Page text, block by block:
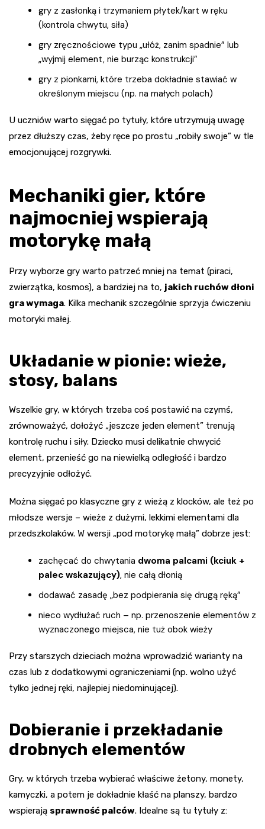
gry z zasłonką i trzymaniem płytek/kart w ręku
(kontrola chwytu, siła)
gry zręcznościowe typu „ułóż, zanim spadnie” lub
„wyjmij element, nie burząc konstrukcji”
gry z pionkami, które trzeba dokładnie stawiać w
określonym miejscu (np. na małych polach)
U uczniów warto sięgać po tytuły, które utrzymują uwagę
przez dłuższy czas, żeby ręce po prostu „robiły swoje” w tle
emocjonującej rozgrywki.
Mechaniki gier, które
najmocniej wspierają
motorykę małą
Przy wyborze gry warto patrzeć mniej na temat (piraci,
zwierzątka, kosmos), a bardziej na to, jakich ruchów dłoni
gra wymaga. Kilka mechanik szczególnie sprzyja ćwiczeniu
motoryki małej.
Układanie w pionie: wieże,
stosy, balans
Wszelkie gry, w których trzeba coś postawić na czymś,
zrównoważyć, dołożyć „jeszcze jeden element” trenują
kontrolę ruchu i siły. Dziecko musi delikatnie chwycić
element, przenieść go na niewielką odległość i bardzo
precyzyjnie odłożyć.
Można sięgać po klasyczne gry z wieżą z klocków, ale też po
młodsze wersje – wieże z dużymi, lekkimi elementami dla
przedszkolaków. W wersji „pod motorykę małą” dobrze jest:
zachęcać do chwytania dwoma palcami (kciuk +
palec wskazujący), nie całą dłonią
dodawać zasadę „bez podpierania się drugą ręką”
nieco wydłużać ruch – np. przenoszenie elementów z
wyznaczonego miejsca, nie tuż obok wieży
Przy starszych dzieciach można wprowadzić warianty na
czas lub z dodatkowymi ograniczeniami (np. wolno użyć
tylko jednej ręki, najlepiej niedominującej).
Dobieranie i przekładanie
drobnych elementów
Gry, w których trzeba wybierać właściwe żetony, monety,
kamyczki, a potem je dokładnie kłaść na planszy, bardzo
wspierają sprawność palców. Idealne są tu tytuły z: